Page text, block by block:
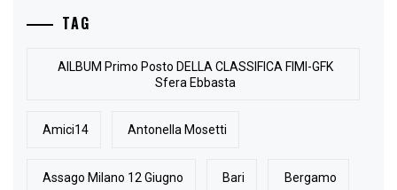
TAG
AlLBUM Primo Posto DELLA CLASSIFICA FIMI-GFK
Sfera Ebbasta
Amici14 Antonella Mosetti
Assago Milano 12 Giugno Bari Bergamo